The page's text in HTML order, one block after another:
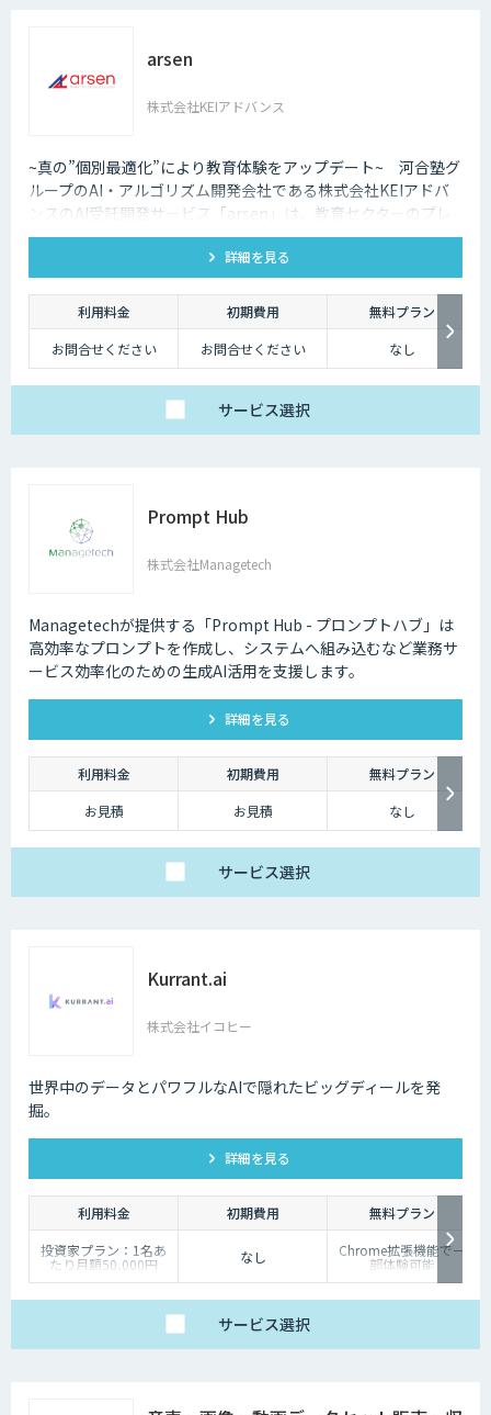
arsen
株式会社KEIアドバンス
~真の”個別最適化”により​教育体験をアップデート~ 河合塾グ
ループのAI・アルゴリズム開発会社である株式会社KEIアドバ
ンスのAI受託開発サービス「arsen」は、教育セクターのプレ
イヤーのみなさまが抱える課題の解決、ならびに各教育機関や
教育事業者ごとの未来の教育体験創造をご支援いたします。
詳細を見る
利用料金 初期費用
無料プラン
お問合せください
お問合せください なし
サービス選択
Prompt Hub
株式会社Managetech
Managetechが提供する「Prompt Hub - プロンプトハブ」は
高効率なプロンプトを作成し、システムへ組み込むなど業務サ
ービス効率化のための生成AI活用を支援します。
詳細を見る
利用料金 初期費用
無料プラン
お見積
お見積 なし
サービス選択
Kurrant.ai
株式会社イコヒー
世界中のデータとパワフルなAIで隠れたビッグディールを発
掘。
詳細を見る
利用料金 初期費用
無料プラン
投資家プラン：1名あ
たり月額50,000円
企業プラン：ご相談く
なし Chrome拡張機能で一
部体験可能
サービス選択